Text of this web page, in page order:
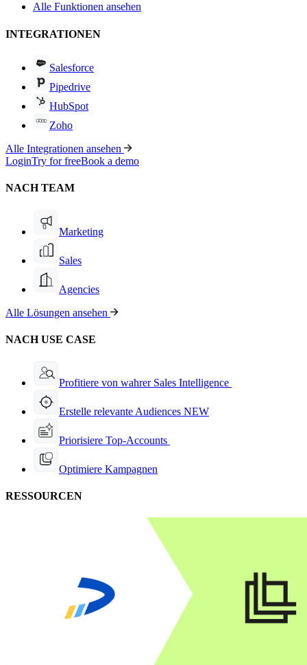
Alle Funktionen ansehen
INTEGRATIONEN
Salesforce
Pipedrive
HubSpot
Zoho
Alle Integrationen ansehen
LoginTry for freeBook a demo
NACH TEAM
Marketing
Sales
Agencies
Alle Lösungen ansehen
NACH USE CASE
Profitiere von wahrer Sales Intelligence
Erstelle relevante Audiences NEW
Priorisiere Top-Accounts
Optimiere Kampagnen
RESSOURCEN